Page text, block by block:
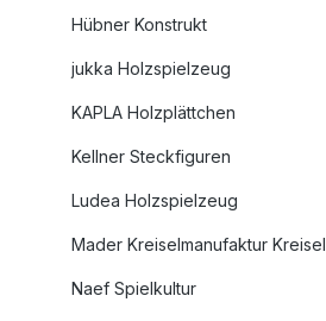
Hübner Konstrukt
jukka Holzspielzeug
KAPLA Holzplättchen
Kellner Steckfiguren
Ludea Holzspielzeug
Mader Kreiselmanufaktur Kreisel
Naef Spielkultur